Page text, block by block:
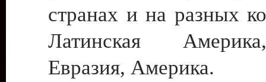
странах и на разных
Латинская
Евразия, Америка.